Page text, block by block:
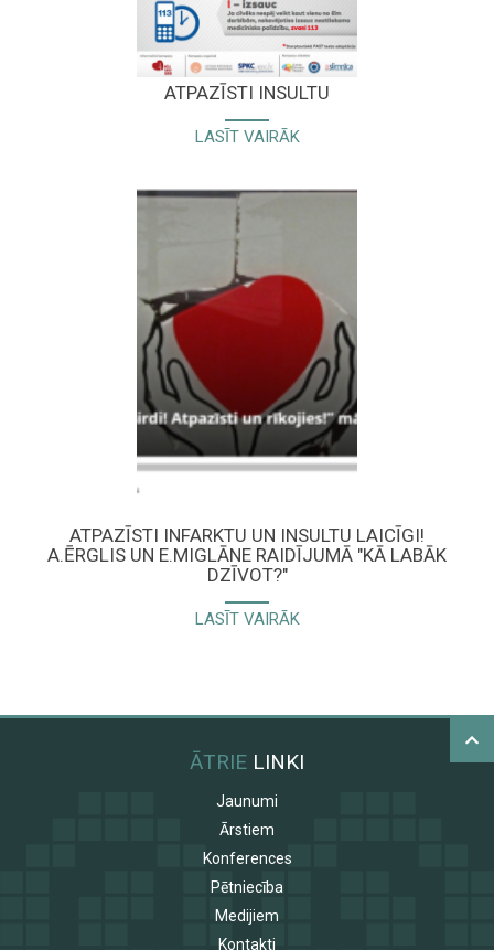
ATPAZĪSTI INSULTU
LASĪT VAIRĀK
ATPAZĪSTI INFARKTU UN INSULTU LAICĪGI!
A.ĒRGLIS UN E.MIGLĀNE RAIDĪJUMĀ "KĀ LABĀK
DZĪVOT?"
LASĪT VAIRĀK
ĀTRIE LINKI
Jaunumi
Ārstiem
Konferences
Pētniecība
Medijiem
Kontakti